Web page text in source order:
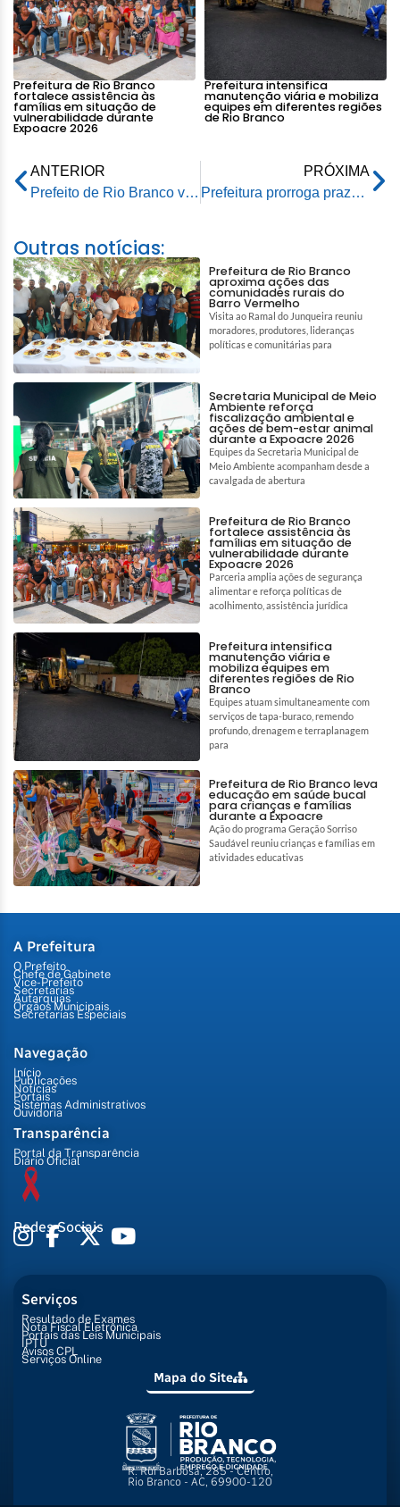
Prefeitura de Rio Branco
fortalece assistência às
famílias em situação de
vulnerabilidade durante
Expoacre 2026
Prefeitura intensifica
manutenção viária e mobiliza
equipes em diferentes regiões
de Rio Branco
ANTERIOR
Prefeito de Rio Branco visita dependências da RBTrans e participa de café da manhã em homenagem ao Dia das Mães
PRÓXIMA
Prefeitura prorroga prazo de Grupo de Trabalho que analisa transporte coletivo de Rio Branco
Outras notícias:
Prefeitura de Rio Branco
aproxima ações das
comunidades rurais do
Barro Vermelho
Visita ao Ramal do Junqueira reuniu
moradores, produtores, lideranças
políticas e comunitárias para
Secretaria Municipal de Meio
Ambiente reforça
fiscalização ambiental e
ações de bem-estar animal
durante a Expoacre 2026
Equipes da Secretaria Municipal de
Meio Ambiente acompanham desde a
cavalgada de abertura
Prefeitura de Rio Branco
fortalece assistência às
famílias em situação de
vulnerabilidade durante
Expoacre 2026
Parceria amplia ações de segurança
alimentar e reforça políticas de
acolhimento, assistência jurídica
Prefeitura intensifica
manutenção viária e
mobiliza equipes em
diferentes regiões de Rio
Branco
Equipes atuam simultaneamente com
serviços de tapa-buraco, remendo
profundo, drenagem e terraplanagem
para
Prefeitura de Rio Branco leva
educação em saúde bucal
para crianças e famílias
durante a Expoacre
Ação do programa Geração Sorriso
Saudável reuniu crianças e famílias em
atividades educativas
A Prefeitura
O Prefeito
Chefe de Gabinete
Vice-Prefeito
Secretarias
Autarquias
Órgãos Municipais
Secretarias Especiais
Navegação
Início
Publicações
Notícias
Portais
Sistemas Administrativos
Ouvidoria
Transparência
Portal da Transparência
Diário Oficial
Redes Sociais
Serviços
Resultado de Exames
Nota Fiscal Eletrônica
Portais das Leis Municipais
IPTU
Avisos CPL
Serviços Online
Mapa do Site
R. Rui Barbosa, 285 - Centro,
Rio Branco - AC, 69900-120